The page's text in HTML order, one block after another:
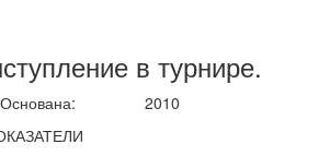
в турнире.
Основана:
2010